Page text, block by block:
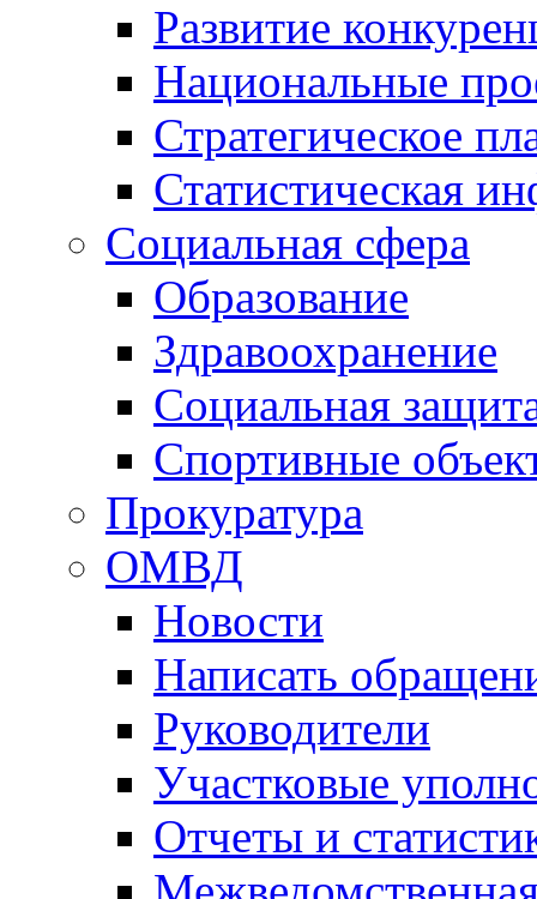
Развитие
Национальные
Стратегическое
Статистическая
Социальная сфера
Образование
Здравоохранение
Социальная
Спортивные
Прокуратура
ОМВД
Новости
Написать
Руководители
Участковые
Отчеты и